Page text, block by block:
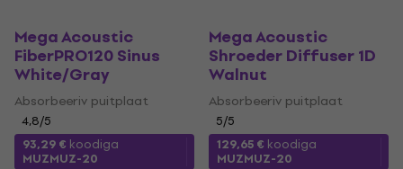
Mega Acoustic
FiberPRO120 Sinus
White/Gray
Absorbeeriv puitplaat
4,8/5
93,29 € koodiga
MUZMUZ-20
Mega Acoustic
Shroeder Diffuser 1D
Walnut
Absorbeeriv puitplaat
5/5
129,65 € koodiga
MUZMUZ-20